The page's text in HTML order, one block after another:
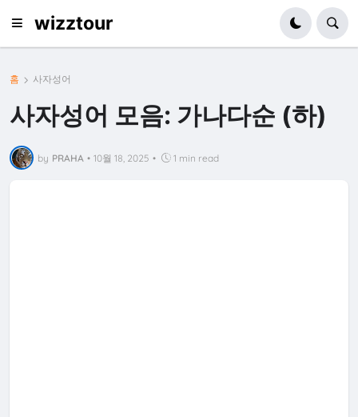
wizztour
홈 사자성어
사자성어 모음: 가나다순 (하)
by PRAHA • 10월 18, 2025 • 1 min read